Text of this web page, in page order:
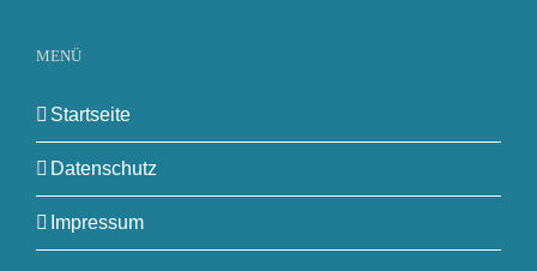
MENÜ
Startseite
Datenschutz
Impressum